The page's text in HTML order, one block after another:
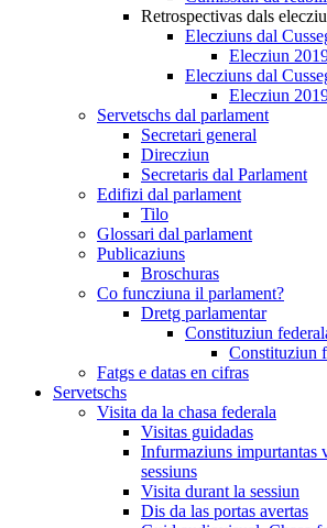
Retrospectivas dals
Elecziuns dal
Elecziun
Elecziuns dal
Elecziun
Servetschs dal parlament
Secretari general
Direcziun
Secretaris dal Parlament
Edifizi dal parlament
Tilo
Glossari dal parlament
Publicaziuns
Broschuras
Co funcziuna il parlament?
Dretg parlamentar
Constituziun
Constituziun
Fatgs e datas en cifras
Servetschs
Visita da la chasa federala
Visitas guidadas
Infurmaziuns impurtantas
sessiuns
Visita durant la sessiun
Dis da las portas avertas